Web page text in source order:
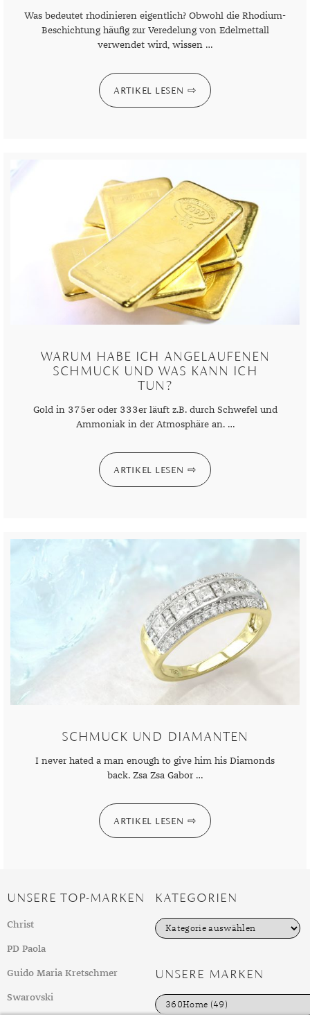
Was bedeutet rhodinieren eigentlich? Obwohl die Rhodium-
Beschichtung häufig zur Veredelung von Edelmettall
verwendet wird, wissen …
ARTIKEL LESEN
WARUM HABE ICH ANGELAUFENEN
SCHMUCK UND WAS KANN ICH
TUN?
Gold in 375er oder 333er läuft z.B. durch Schwefel und
Ammoniak in der Atmosphäre an. …
ARTIKEL LESEN
SCHMUCK UND DIAMANTEN
I never hated a man enough to give him his Diamonds
back. Zsa Zsa Gabor …
ARTIKEL LESEN
UNSERE TOP-MARKEN
Christ
PD Paola
Guido Maria Kretschmer
Swarovski
KATEGORIEN
K
a
o
i
e
UNSERE MARKEN